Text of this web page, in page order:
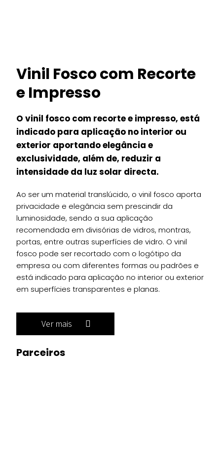
Vinil Fosco com Recorte
e Impresso
O vinil fosco com recorte e impresso, está
indicado para aplicação no interior ou
exterior aportando elegância e
exclusividade, além de, reduzir a
intensidade da luz solar directa.
Ao ser um material translúcido, o vinil fosco aporta
privacidade e elegância sem prescindir da
luminosidade, sendo a sua aplicação
recomendada em divisórias de vidros, montras,
portas, entre outras superfícies de vidro. O vinil
fosco pode ser recortado com o logótipo da
empresa ou com diferentes formas ou padrões e
está indicado para aplicação no interior ou exterior
em superfícies transparentes e planas.
Ver mais
Parceiros